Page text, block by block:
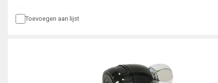
Toevoegen aan lijst